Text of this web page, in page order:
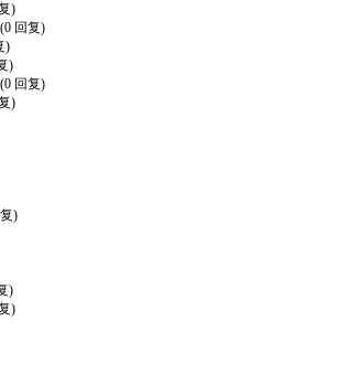
)
(0 回复)
)
)
(0 回复)
)
)
)
)